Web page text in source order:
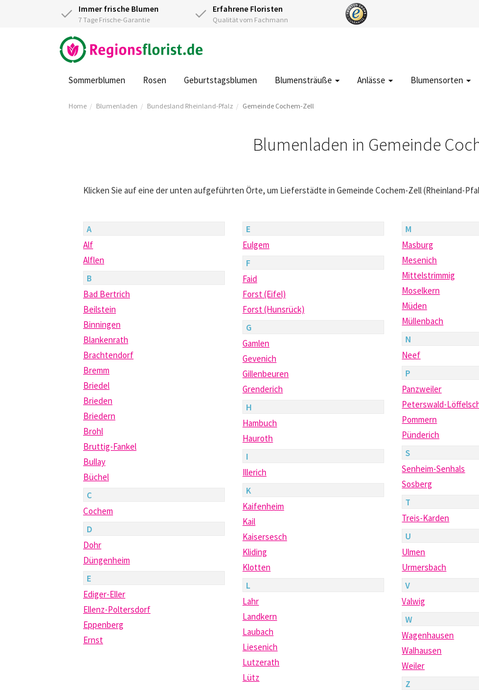
Immer frische Blumen
7 Tage Frische-Garantie
Erfahrene Floristen
Qualität vom Fachmann
Sommerblumen Rosen Geburtstagsblumen Blumensträuße Anlässe Blumensorten
Home Blumenladen Bundesland Rheinland-Pfalz Gemeinde Cochem-Zell
Blumenladen in Gemeinde
Klicken Sie auf eine der unten aufgeführten Örte, um Lieferstädte in Gemeinde Cochem-Zell (Rheinland-
A
Alf
Alflen
B
Bad Bertrich
Beilstein
Binningen
Blankenrath
Brachtendorf
Bremm
Briedel
Brieden
Briedern
Brohl
Bruttig-Fankel
Bullay
Büchel
C
Cochem
D
Dohr
Düngenheim
E
Ediger-Eller
Ellenz-Poltersdorf
Eppenberg
Ernst
E
Eulgem
F
Faid
Forst (Eifel)
Forst (Hunsrück)
G
Gamlen
Gevenich
Gillenbeuren
Grenderich
H
Hambuch
Hauroth
I
Illerich
K
Kaifenheim
Kail
Kaisersesch
Kliding
Klotten
L
Lahr
Landkern
Laubach
Liesenich
Lutzerath
Lütz
M
Masburg
Mesenich
Mittelstrimmig
Moselkern
Müden
Müllenbach
N
Neef
P
Panzweiler
Peterswald-
Pommern
Pünderich
S
Senheim-Senhals
Sosberg
T
Treis-Karden
U
Ulmen
Urmersbach
V
Valwig
W
Wagenhausen
Walhausen
Weiler
Z